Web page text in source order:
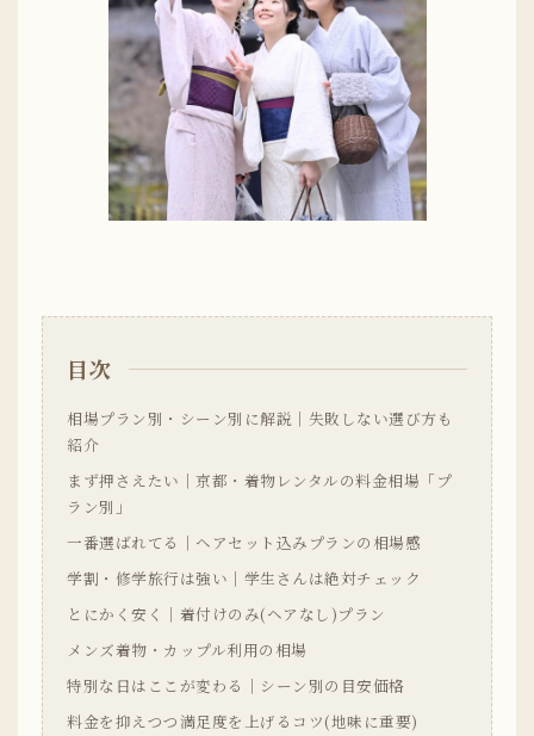
目次
相場プラン別・シーン別に解説｜失敗しない選び方も
紹介
まず押さえたい｜京都・着物レンタルの料金相場「プ
ラン別」
一番選ばれてる｜ヘアセット込みプランの相場感
学割・修学旅行は強い｜学生さんは絶対チェック
とにかく安く｜着付けのみ(ヘアなし)プラン
メンズ着物・カップル利用の相場
特別な日はここが変わる｜シーン別の目安価格
料金を抑えつつ満足度を上げるコツ(地味に重要)